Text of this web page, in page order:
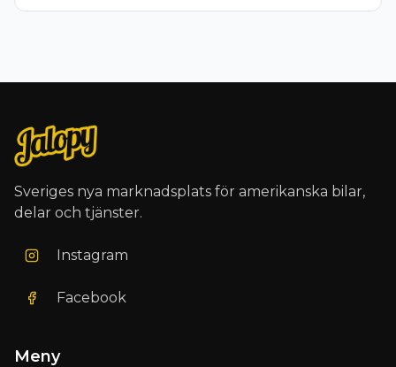
Sveriges nya marknadsplats för amerikanska bilar,
delar och tjänster.
Instagram
Facebook
Meny